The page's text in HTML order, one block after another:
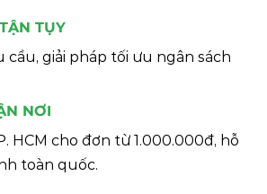
TỤY
giải pháp tối ưu ngân sách
NƠI
HCM cho đơn từ 1.000.000đ, hỗ
toàn quốc.